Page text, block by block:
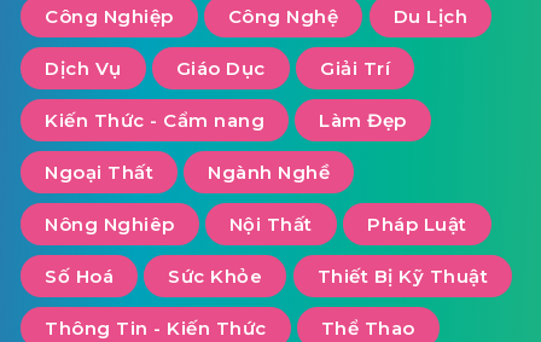
Công Nghiệp Công Nghệ Du Lịch
Dịch Vụ Giáo Dục Giải Trí
Kiến Thức - Cẩm nang Làm Đẹp
Ngoại Thất Ngành Nghề
Nông Nghiêp Nội Thất Pháp Luật
Số Hoá Sức Khỏe Thiết Bị Kỹ Thuật
Thông Tin - Kiến Thức Thể Thao